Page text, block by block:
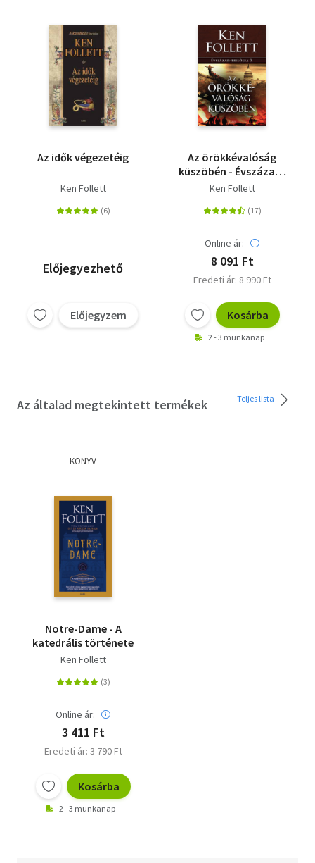
Az idők végezetéig
Ken Follett
Előjegyezhető
Előjegyzem
Az örökkévalóság
küszöbén - Évszázad-
trilógia 3.
Ken Follett
Online ár:
8 091 Ft
Eredeti ár: 8 990 Ft
Kosárba
2 - 3 munkanap
Az általad megtekintett termékek Teljes lista
KÖNYV
Notre-Dame - A
katedrális története
Ken Follett
Online ár:
3 411 Ft
Eredeti ár: 3 790 Ft
Kosárba
2 - 3 munkanap